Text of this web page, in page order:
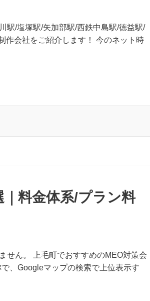
駅/塩塚駅/矢加部駅/西鉄中島駅/徳益駅/
作会社をご紹介します！ 今のネット時
料金体系/プラン料
せん。 上毛町でおすすめのMEO対策会
、Googleマップの検索で上位表示す